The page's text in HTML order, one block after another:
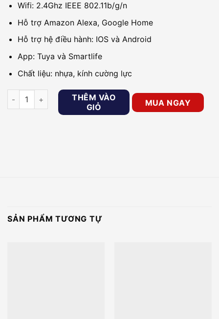
Wifi: 2.4Ghz IEEE 802.11b/g/n
Hỗ trợ Amazon Alexa, Google Home
Hỗ trợ hệ điều hành: IOS và Android
App: Tuya và Smartlife
Chất liệu: nhựa, kính cường lực
Công tắc Wifi cảm ứng chạm 2 nút chữ nhật ONECAM LS-102
THÊM VÀO
GIỎ
MUA NGAY
SẢN PHẨM TƯƠNG TỰ